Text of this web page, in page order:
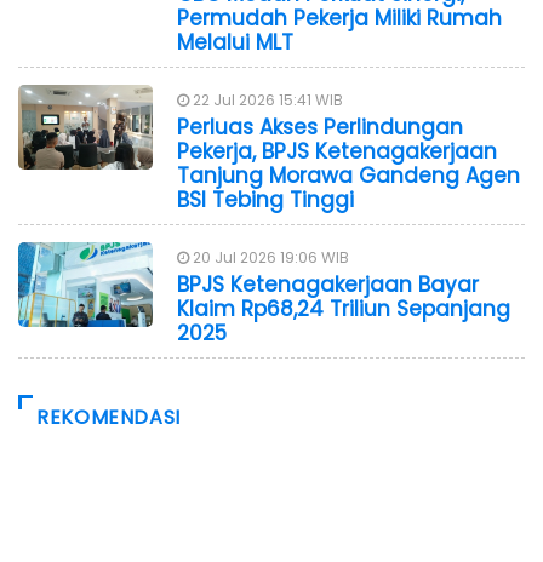
Permudah Pekerja Miliki Rumah
Melalui MLT
22 Jul 2026 15:41 WIB
Perluas Akses Perlindungan
Pekerja, BPJS Ketenagakerjaan
Tanjung Morawa Gandeng Agen
BSI Tebing Tinggi
20 Jul 2026 19:06 WIB
BPJS Ketenagakerjaan Bayar
Klaim Rp68,24 Triliun Sepanjang
2025
REKOMENDASI